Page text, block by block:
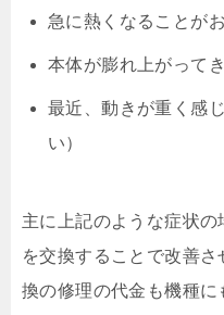
急に熱くなることが
本体が膨れ上がってき
最近、動きが重く感
い）
主に上記のような症状
を交換することで改善
換の修理の代金も機種